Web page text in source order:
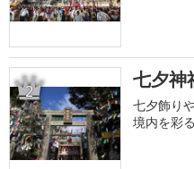
2 七夕神
七夕飾り
境内を彩る